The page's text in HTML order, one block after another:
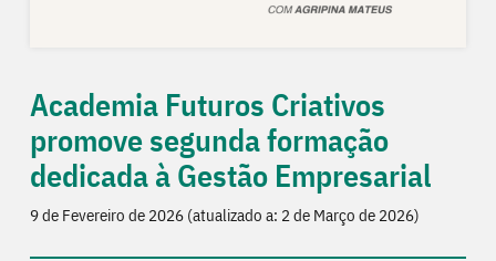
Academia Futuros Criativos
promove segunda formação
dedicada à Gestão Empresarial
9 de Fevereiro de 2026 (atualizado a: 2 de Março de 2026)